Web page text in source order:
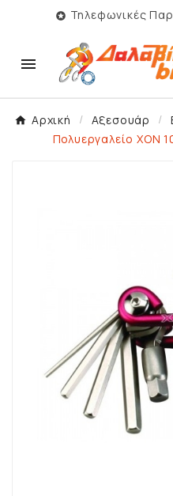
 Τηλεφωνικές

Αρχική Αξεσουάρ
Πολυεργαλείο XON